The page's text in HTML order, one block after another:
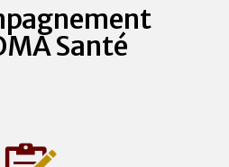
Santé